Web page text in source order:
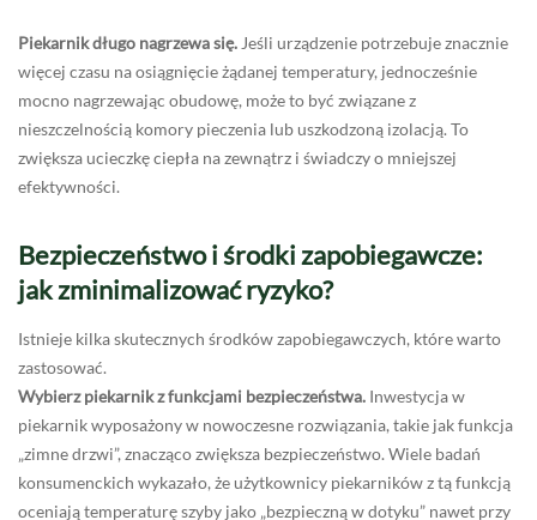
Piekarnik długo nagrzewa się. Jeśli urządzenie potrzebuje znacznie
więcej czasu na osiągnięcie żądanej temperatury, jednocześnie
mocno nagrzewając obudowę, może to być związane z
nieszczelnością komory pieczenia lub uszkodzoną izolacją. To
zwiększa ucieczkę ciepła na zewnątrz i świadczy o mniejszej
efektywności.
Bezpieczeństwo i środki zapobiegawcze:
jak zminimalizować ryzyko?
Istnieje kilka skutecznych środków zapobiegawczych, które warto
zastosować.
Wybierz piekarnik z funkcjami bezpieczeństwa. Inwestycja w
piekarnik wyposażony w nowoczesne rozwiązania, takie jak funkcja
„zimne drzwi”, znacząco zwiększa bezpieczeństwo. Wiele badań
konsumenckich wykazało, że użytkownicy piekarników z tą funkcją
oceniają temperaturę szyby jako „bezpieczną w dotyku” nawet przy